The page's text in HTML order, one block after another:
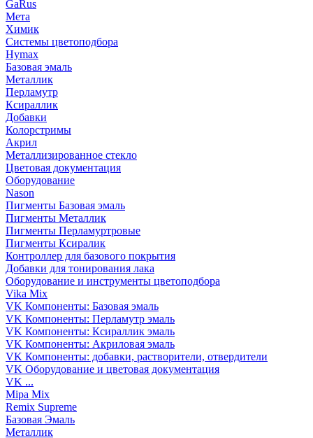
GaRus
Мета
Химик
Системы цветоподбора
Hymax
Базовая эмаль
Металлик
Перламутр
Ксираллик
Добавки
Колорстримы
Акрил
Металлизированное стекло
Цветовая документация
Оборудование
Nason
Пигменты Базовая эмаль
Пигменты Металлик
Пигменты Перламуртровые
Пигменты Ксиралик
Контроллер для базового покрытия
Добавки для тонирования лака
Оборудование и инструменты цветоподбора
Vika Mix
VK Компоненты: Базовая эмаль
VK Компоненты: Перламутр эмаль
VK Компоненты: Ксираллик эмаль
VK Компоненты: Акриловая эмаль
VK Компоненты: добавки, растворители, отвердители
VK Оборудование и цветовая документация
VK ...
Mipa Mix
Remix Supreme
Базовая Эмаль
Металлик